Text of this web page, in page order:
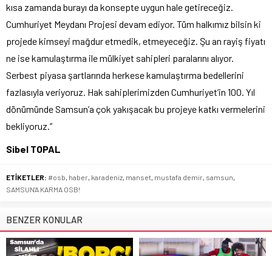
kısa zamanda burayı da konsepte uygun hale getireceğiz.
Cumhuriyet Meydanı Projesi devam ediyor. Tüm halkımız bilsin ki
projede kimseyi mağdur etmedik, etmeyeceğiz. Şu an rayiş fiyatı
ne ise kamulaştırma ile mülkiyet sahipleri paralarını alıyor.
Serbest piyasa şartlarında herkese kamulaştırma bedellerini
fazlasıyla veriyoruz. Hak sahiplerimizden Cumhuriyet’in 100. Yıl
dönümünde Samsun’a çok yakışacak bu projeye katkı vermelerini
bekliyoruz.”
Sibel TOPAL
ETİKETLER: #osb haber karadeniz manset mustafa demir samsun
SAMSUN'A KARMA OSB!
BENZER KONULAR